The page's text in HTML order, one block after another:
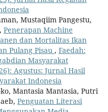
Mustaqiim Pangestu,
Penerapan Machine
dan Mortalitas Ikan
Pulang Pisau , Faedah:
Masyarakat
Agustus: Jurnal Hasil
Indonesia
Mantasia Mantasia, Putri
Penguatan Literasi